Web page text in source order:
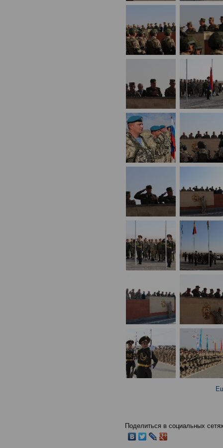
Поделиться в социальных